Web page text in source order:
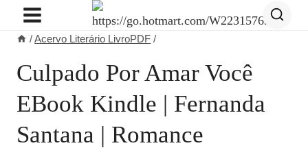
Pular
Conteúdo
/Acervo Literário LivroPDF /
Culpado Por Amar Você
EBook Kindle | Fernanda
Santana | Romance